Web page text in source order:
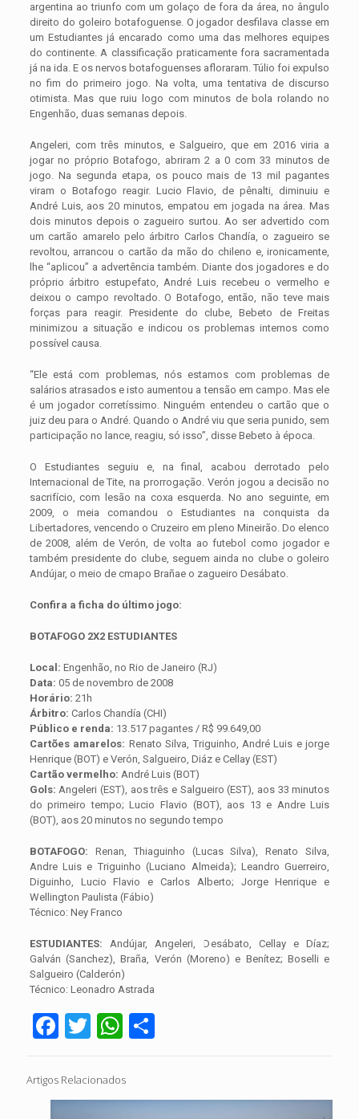
argentina ao triunfo com um golaço de fora da área, no ângulo
direito do goleiro botafoguense. O jogador desfilava classe em
um Estudiantes já encarado como uma das melhores equipes
do continente. A classificação praticamente fora sacramentada
já na ida. E os nervos botafoguenses afloraram. Túlio foi expulso
no fim do primeiro jogo. Na volta, uma tentativa de discurso
otimista. Mas que ruiu logo com minutos de bola rolando no
Engenhão, duas semanas depois.
Angeleri, com três minutos, e Salgueiro, que em 2016 viria a
jogar no próprio Botafogo, abriram 2 a 0 com 33 minutos de
jogo. Na segunda etapa, os pouco mais de 13 mil pagantes
viram o Botafogo reagir. Lucio Flavio, de pênalti, diminuiu e
André Luis, aos 20 minutos, empatou em jogada na área. Mas
dois minutos depois o zagueiro surtou. Ao ser advertido com
um cartão amarelo pelo árbitro Carlos Chandía, o zagueiro se
revoltou, arrancou o cartão da mão do chileno e, ironicamente,
lhe “aplicou” a advertência também. Diante dos jogadores e do
próprio árbitro estupefato, André Luis recebeu o vermelho e
deixou o campo revoltado. O Botafogo, então, não teve mais
forças para reagir. Presidente do clube, Bebeto de Freitas
minimizou a situação e indicou os problemas internos como
possível causa.
“Ele está com problemas, nós estamos com problemas de
salários atrasados e isto aumentou a tensão em campo. Mas ele
é um jogador corretíssimo. Ninguém entendeu o cartão que o
juiz deu para o André. Quando o André viu que seria punido, sem
participação no lance, reagiu, só isso”, disse Bebeto à época.
O Estudiantes seguiu e, na final, acabou derrotado pelo
Internacional de Tite, na prorrogação. Verón jogou a decisão no
sacrifício, com lesão na coxa esquerda. No ano seguinte, em
2009, o meia comandou o Estudiantes na conquista da
Libertadores, vencendo o Cruzeiro em pleno Mineirão. Do elenco
de 2008, além de Verón, de volta ao futebol como jogador e
também presidente do clube, seguem ainda no clube o goleiro
Andújar, o meio de cmapo Brañae o zagueiro Desábato.
Confira a ficha do último jogo:
BOTAFOGO 2X2 ESTUDIANTES
Local: Engenhão, no Rio de Janeiro (RJ)
Data: 05 de novembro de 2008
Horário: 21h
Árbitro: Carlos Chandía (CHI)
Público e renda: 13.517 pagantes / R$ 99.649,00
Cartões amarelos: Renato Silva, Triguinho, André Luis e jorge
Henrique (BOT) e Verón, Salgueiro, Diáz e Cellay (EST)
Cartão vermelho: André Luis (BOT)
Gols: Angeleri (EST), aos três e Salgueiro (EST), aos 33 minutos
do primeiro tempo; Lucio Flavio (BOT), aos 13 e Andre Luis
(BOT), aos 20 minutos no segundo tempo
BOTAFOGO: Renan, Thiaguinho (Lucas Silva), Renato Silva,
Andre Luis e Triguinho (Luciano Almeida); Leandro Guerreiro,
Diguinho, Lucio Flavio e Carlos Alberto; Jorge Henrique e
Wellington Paulista (Fábio)
Técnico: Ney Franco
ESTUDIANTES: Andújar, Angeleri, Desábato, Cellay e Díaz;
Galván (Sanchez), Braña, Verón (Moreno) e Benítez; Boselli e
Salgueiro (Calderón)
Técnico: Leonadro Astrada
Facebook
TwitterWhatsApp
Share
Artigos Relacionados